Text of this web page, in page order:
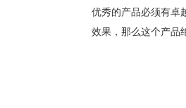
优秀的产品必须有卓
效果，那么这个产品